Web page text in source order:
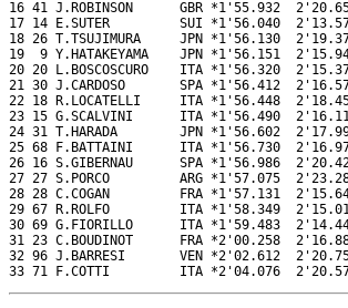
16 41 J.ROBINSON      GBR *1'55.932
17 14 E.SUTER         SUI *1'56.040
18 26 T.TSUJIMURA     JPN *1'56.130
19  9 Y.HATAKEYAMA    JPN *1'56.151
20 20 L.BOSCOSCURO    ITA *1'56.320
21 30 J.CARDOSO       SPA *1'56.412
22 18 R.LOCATELLI     ITA *1'56.448
23 15 G.SCALVINI      ITA *1'56.490
24 31 T.HARADA        JPN *1'56.602
25 68 F.BATTAINI      ITA *1'56.730
26 16 S.GIBERNAU      SPA *1'56.986
27 27 S.PORCO         ARG *1'57.075
28 28 C.COGAN         FRA *1'57.131
29 67 R.ROLFO         ITA *1'58.349
30 69 G.FIORILLO      ITA *1'59.483
31 23 C.BOUDINOT      FRA *2'00.258
32 96 J.BARRESI       VEN *2'02.612
33 71 F.COTTI         ITA *2'04.076